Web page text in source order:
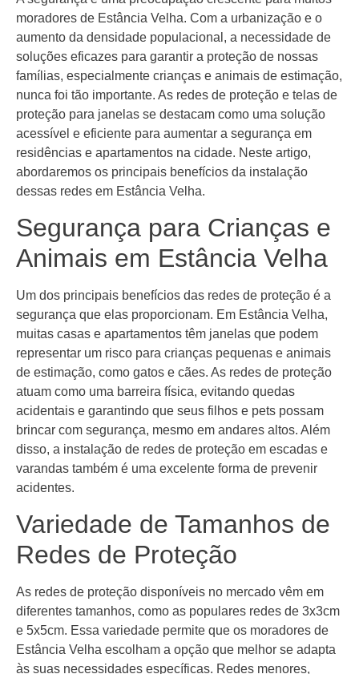
moradores de Estância Velha. Com a urbanização e o
aumento da densidade populacional, a necessidade de
soluções eficazes para garantir a proteção de nossas
famílias, especialmente crianças e animais de estimação,
nunca foi tão importante. As redes de proteção e telas de
proteção para janelas se destacam como uma solução
acessível e eficiente para aumentar a segurança em
residências e apartamentos na cidade. Neste artigo,
abordaremos os principais benefícios da instalação
dessas redes em Estância Velha.
Segurança para Crianças e
Animais em Estância Velha
Um dos principais benefícios das redes de proteção é a
segurança que elas proporcionam. Em Estância Velha,
muitas casas e apartamentos têm janelas que podem
representar um risco para crianças pequenas e animais
de estimação, como gatos e cães. As redes de proteção
atuam como uma barreira física, evitando quedas
acidentais e garantindo que seus filhos e pets possam
brincar com segurança, mesmo em andares altos. Além
disso, a instalação de redes de proteção em escadas e
varandas também é uma excelente forma de prevenir
acidentes.
Variedade de Tamanhos de
Redes de Proteção
As redes de proteção disponíveis no mercado vêm em
diferentes tamanhos, como as populares redes de 3x3cm
e 5x5cm. Essa variedade permite que os moradores de
Estância Velha escolham a opção que melhor se adapta
às suas necessidades específicas. Redes menores,